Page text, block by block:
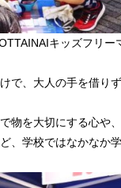
キッズフリ
で、大人の手を借り
物を大切にする心や
、学校ではなかなか